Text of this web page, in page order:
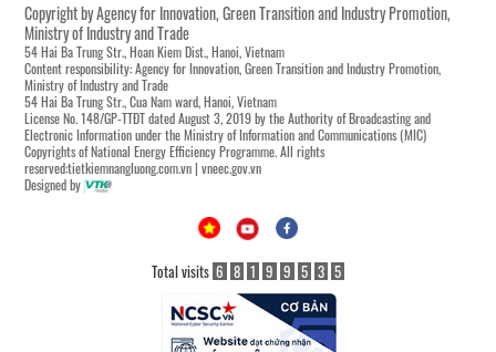
Copyright by Agency for Innovation, Green Transition and Industry Promotion,
Ministry of Industry and Trade
54 Hai Ba Trung Str., Hoan Kiem Dist., Hanoi, Vietnam
Content responsibility: Agency for Innovation, Green Transition and Industry Promotion,
Ministry of Industry and Trade
54 Hai Ba Trung Str., Cua Nam ward, Hanoi, Vietnam
License No. 148/GP-TTĐT dated August 3, 2019 by the Authority of Broadcasting and
Electronic Information under the Ministry of Information and Communications (MIC)
Copyrights of National Energy Efficiency Programme. All rights
reserved:tietkiemnangluong.com.vn | vneec.gov.vn
Designed by
Total visits 6 8 1 9 9 5 3 5